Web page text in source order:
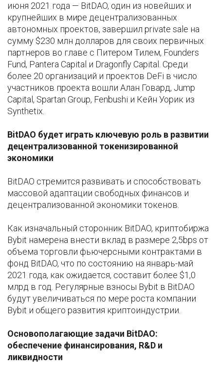
июня 2021 года — BitDAO, один из новейших и
крупнейших в мире децентрализованных
автономных проектов, завершил private sale на
сумму $230 млн долларов для своих первичных
партнеров во главе с Питером Тилем, Founders
Fund, Pantera Capital и Dragonfly Capital. Среди
более 20 организаций и проектов DeFi в число
участников проекта вошли Алан Говард, Jump
Capital, Spartan Group, Fenbushi и Кейн Уорик из
Synthetix.
BitDAO будет играть ключевую роль в развитии
децентрализованной токенизированной
экономики
BitDAO стремится развивать и способствовать
массовой адаптации свободных финансов и
децентрализованной экономики токенов.
Как изначальный сторонник BitDAO, криптобиржа
Bybit намерена внести вклад в размере 2,5bps от
объема торговли фьючерсными контрактами в
фонд BitDAO, что по состоянию на январь-май
2021 года, как ожидается, составит более $1,0
млрд в год. Регулярные взносы Bybit в BitDAO
будут увеличиваться по мере роста компании
Bybit и общего развития криптоиндустрии.
Основополагающие задачи BitDAO:
обеспечение финансирования, R&D и
ликвидности